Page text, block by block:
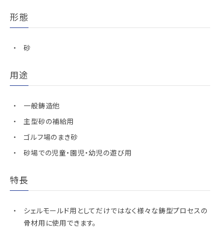
形態
砂
用途
一般鋳造他
主型砂の補給用
ゴルフ場のまき砂
砂場での児童・園児・幼児の遊び用
特長
シェルモールド用としてだけではなく様々な鋳型プロセスの
骨材用に使用できます。